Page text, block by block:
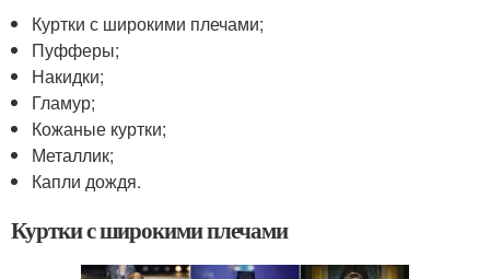
Куртки с широкими плечами;
Пуфферы;
Накидки;
Гламур;
Кожаные куртки;
Металлик;
Капли дождя.
Куртки с широкими плечами